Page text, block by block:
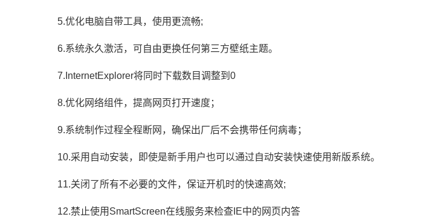
5.优化电脑自带工具，使用更流畅;
6.系统永久激活，可自由更换任何第三方壁纸主题。
7.InternetExplorer将同时下载数目调整到0
8.优化网络组件，提高网页打开速度；
9.系统制作过程全程断网，确保出厂后不会携带任何病毒；
10.采用自动安装，即使是新手用户也可以通过自动安装快速使用新版系统。
11.关闭了所有不必要的文件，保证开机时的快速高效;
12.禁止使用SmartScreen在线服务来检查IE中的网页内答